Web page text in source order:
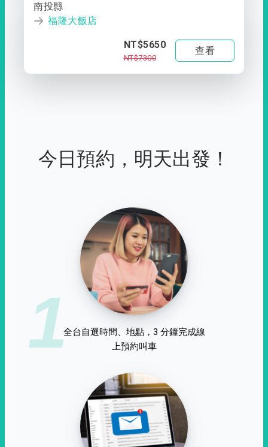
南投縣
福隆大飯店
NT$5650
NT$7300
查看
今日預約，明天出發！
1全台自選時間、地點，3 分鐘完成線
上預約叫車